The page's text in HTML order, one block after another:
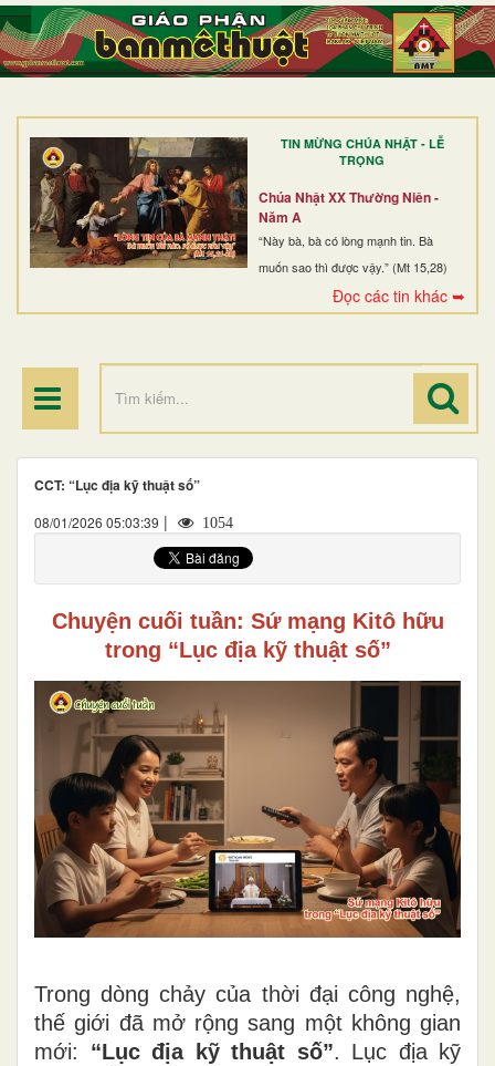
TIN MỪNG CHÚA NHẬT - LỄ
TRỌNG
Chúa Nhật XX Thường Niên -
Năm A
“Này bà, bà có lòng mạnh tin. Bà
muốn sao thì được vậy.” (Mt 15,28)
Đọc các tin khác ➥
TRANG NHẤT
GIỚI THIỆU
DÒNG TU
BAN MỤC VỤ
ĐOÀN THỂ CG
CCT: “Lục địa kỹ thuật số”
08/01/2026 05:03:39 | 1054
Chuyện cuối tuần: Sứ mạng Kitô hữu
trong “Lục địa kỹ thuật số”
Trong dòng chảy của thời đại công nghệ,
thế giới đã mở rộng sang một không gian
mới: “Lục địa kỹ thuật số”. Lục địa kỹ